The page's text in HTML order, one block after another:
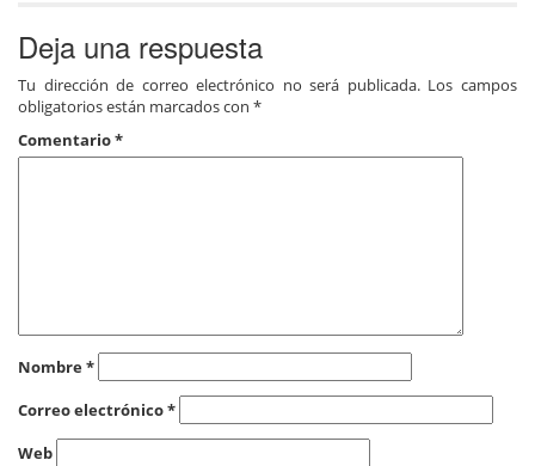
Deja una respuesta
Tu dirección de correo electrónico no será publicada. Los campos
obligatorios están marcados con *
Comentario*
Nombre*
Correo electrónico*
Web